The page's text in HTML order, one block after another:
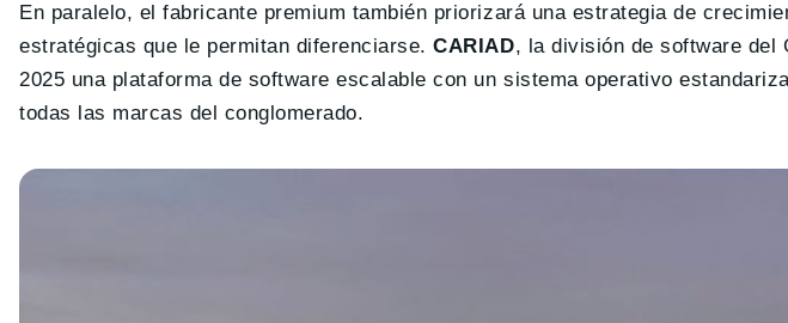
En paralelo, el fabricante premium también priorizará una estrategia de
estratégicas que le permitan diferenciarse.CARIAD, la división de software del
2025 una plataforma de software escalable con un sistema operativo
todas las marcas del conglomerado.